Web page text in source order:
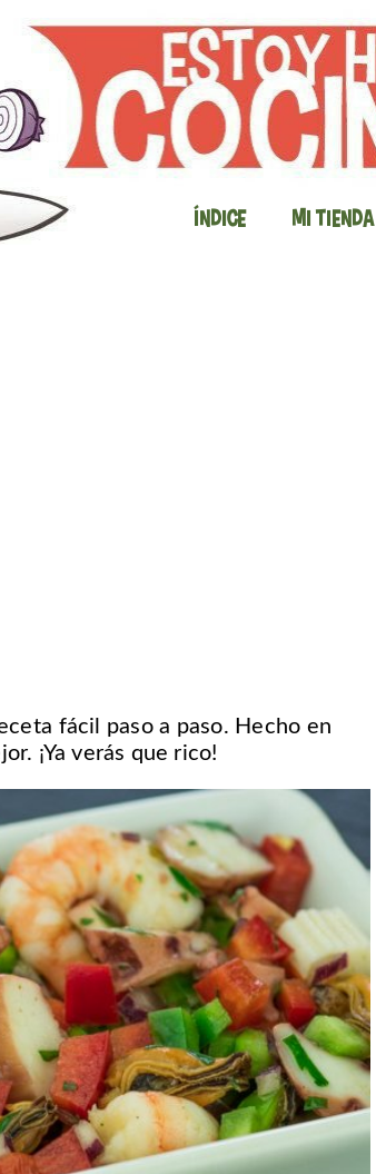
Índice Mi Tienda
fácil paso a paso. Hecho en
¡Ya verás que rico!